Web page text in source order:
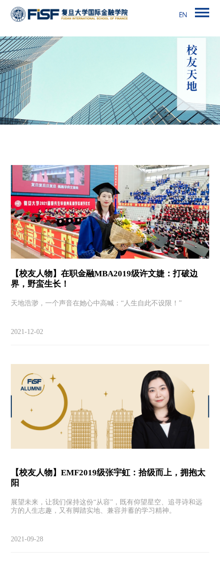
【校友人物】在职金融MBA2019级许文婕：打破边
界，野蛮生长​！
天地浩渺，一个声音在她心中高喊：“人生自此不设限！”
2021-12-02
【校友人物】EMF2019级张宇虹：拾级而上，拥抱太
阳
展望未来，让我们保持这份“从容”，既有仰望星空、追寻诗和远
方的人生志趣，又有脚踏实地、兼容并蓄的学习精神。
2021-09-28